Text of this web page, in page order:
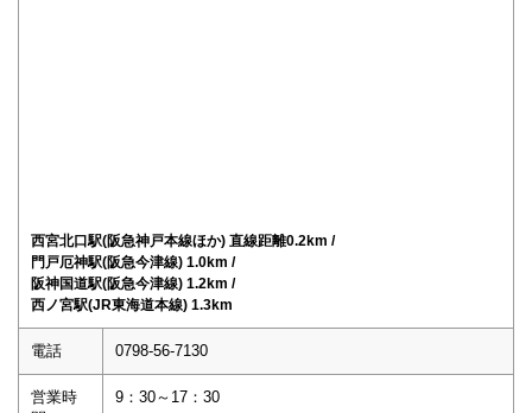
西宮北口駅(阪急神戸本線ほか) 直線距離0.2km /
門戸厄神駅(阪急今津線) 1.0km /
阪神国道駅(阪急今津線) 1.2km /
西ノ宮駅(JR東海道本線) 1.3km
電話 0798-56-7130
営業時
9：30～17：30